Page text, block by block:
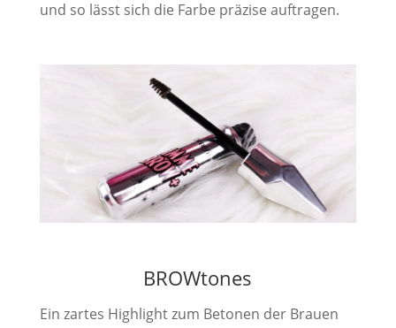
und so lässt sich die Farbe präzise auftragen.
BROWtones
Ein zartes Highlight zum Betonen der Brauen